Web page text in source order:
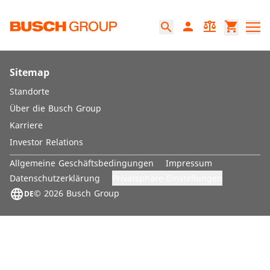
search person balance shopping_cart
Sitemap
Standorte
Über die Busch Group
Karriere
Investor Relations
Allgemeine Geschäftsbedingungen
Impressum
Datenschutzerklärung
DE
language © 2026 Busch Group